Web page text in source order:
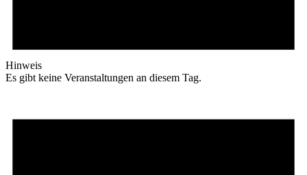
Hinweis
Es gibt keine Veranstaltungen an diesem Tag.